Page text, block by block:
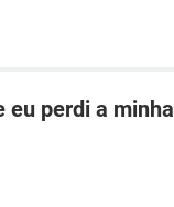
eu perdi a minha